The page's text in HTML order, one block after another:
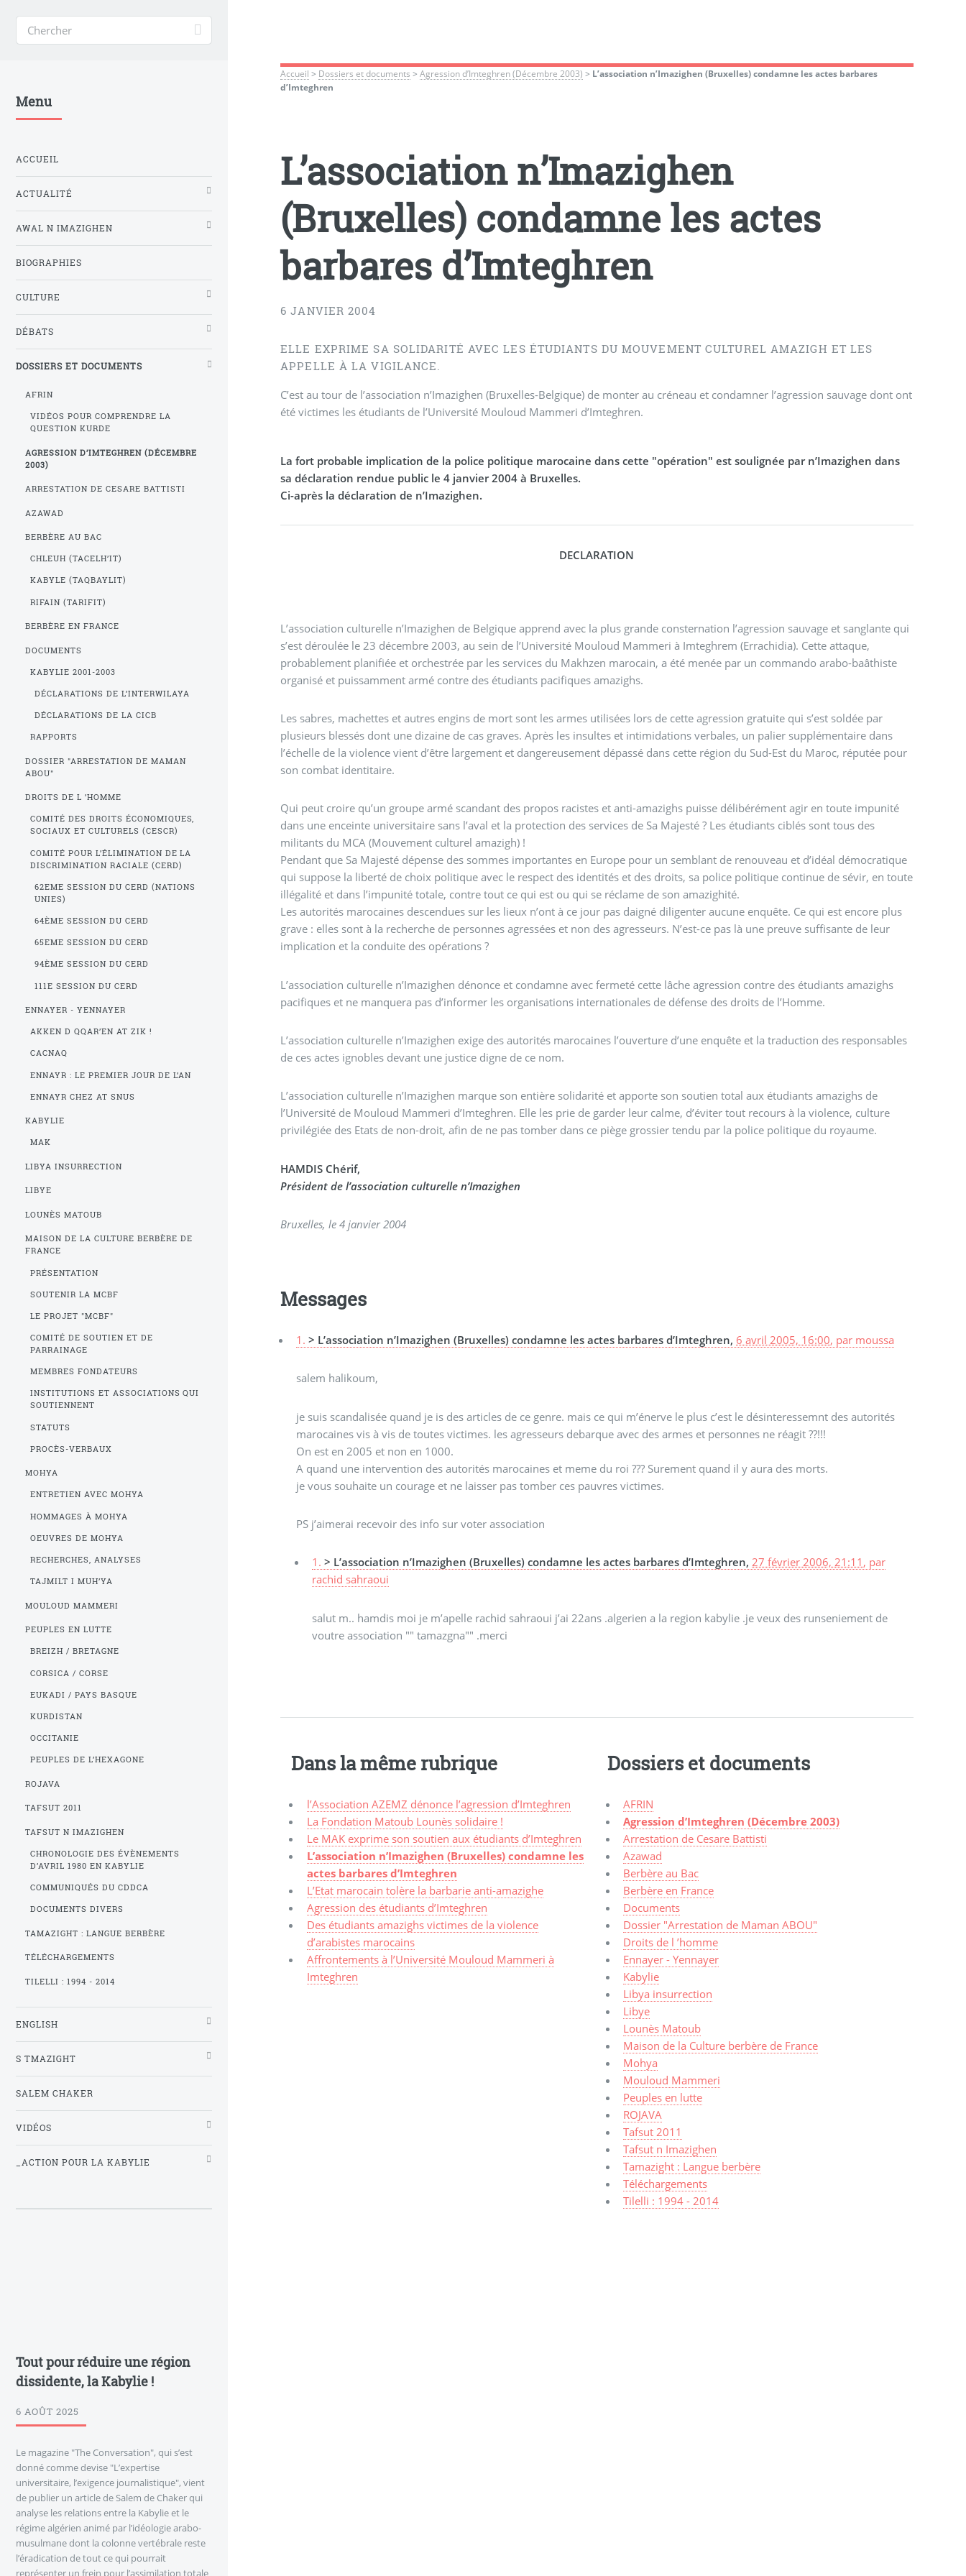
Accueil > Dossiers et documents >Agression d’Imteghren (Décembre 2003) > L’association n’Imazighen (Bruxelles) condamne les actes barbares
d’Imteghren
L’association n’Imazighen
(Bruxelles) condamne les actes
barbares d’Imteghren
6 JANVIER 2004
ELLE EXPRIME SA SOLIDARITÉ AVEC LES ÉTUDIANTS DU MOUVEMENT CULTUREL AMAZIGH ET LES
APPELLE À LA VIGILANCE.
C’est au tour de l’association n’Imazighen (Bruxelles-Belgique) de monter au créneau et condamner l’agression sauvage dont ont
été victimes les étudiants de l’Université Mouloud Mammeri d’Imteghren.
La fort probable implication de la police politique marocaine dans cette "opération" est soulignée par n’Imazighen dans
sa déclaration rendue public le 4 janvier 2004 à Bruxelles.
Ci-après la déclaration de n’Imazighen.
DECLARATION
L’association culturelle n’Imazighen de Belgique apprend avec la plus grande consternation l’agression sauvage et sanglante qui
s’est déroulée le 23 décembre 2003, au sein de l’Université Mouloud Mammeri à Imteghrem (Errachidia). Cette attaque,
probablement planifiée et orchestrée par les services du Makhzen marocain, a été menée par un commando arabo-baâthiste
organisé et puissamment armé contre des étudiants pacifiques amazighs.
Les sabres, machettes et autres engins de mort sont les armes utilisées lors de cette agression gratuite qui s’est soldée par
plusieurs blessés dont une dizaine de cas graves. Après les insultes et intimidations verbales, un palier supplémentaire dans
l’échelle de la violence vient d’être largement et dangereusement dépassé dans cette région du Sud-Est du Maroc, réputée pour
son combat identitaire.
Qui peut croire qu’un groupe armé scandant des propos racistes et anti-amazighs puisse délibérément agir en toute impunité
dans une enceinte universitaire sans l’aval et la protection des services de Sa Majesté ? Les étudiants ciblés sont tous des
militants du MCA (Mouvement culturel amazigh) !
Pendant que Sa Majesté dépense des sommes importantes en Europe pour un semblant de renouveau et d’idéal démocratique
qui suppose la liberté de choix politique avec le respect des identités et des droits, sa police politique continue de sévir, en toute
illégalité et dans l’impunité totale, contre tout ce qui est ou qui se réclame de son amazighité.
Les autorités marocaines descendues sur les lieux n’ont à ce jour pas daigné diligenter aucune enquête. Ce qui est encore plus
grave : elles sont à la recherche de personnes agressées et non des agresseurs. N’est-ce pas là une preuve suffisante de leur
implication et la conduite des opérations ?
L’association culturelle n’Imazighen dénonce et condamne avec fermeté cette lâche agression contre des étudiants amazighs
pacifiques et ne manquera pas d’informer les organisations internationales de défense des droits de l’Homme.
L’association culturelle n’Imazighen exige des autorités marocaines l’ouverture d’une enquête et la traduction des responsables
de ces actes ignobles devant une justice digne de ce nom.
L’association culturelle n’Imazighen marque son entière solidarité et apporte son soutien total aux étudiants amazighs de
l’Université de Mouloud Mammeri d’Imteghren. Elle les prie de garder leur calme, d’éviter tout recours à la violence, culture
privilégiée des Etats de non-droit, afin de ne pas tomber dans ce piège grossier tendu par la police politique du royaume.
HAMDIS Chérif,
Président de l’association culturelle n’Imazighen
Bruxelles, le 4 janvier 2004
Messages
1. > L’association n’Imazighen (Bruxelles) condamne les actes barbares d’Imteghren, 6 avril 2005, 16:00, par moussa
salem halikoum,
je suis scandalisée quand je is des articles de ce genre. mais ce qui m’énerve le plus c’est le désinteressemnt des autorités
marocaines vis à vis de toutes victimes. les agresseurs debarque avec des armes et personnes ne réagit ??!!!
On est en 2005 et non en 1000.
A quand une intervention des autorités marocaines et meme du roi ??? Surement quand il y aura des morts.
je vous souhaite un courage et ne laisser pas tomber ces pauvres victimes.
PS j’aimerai recevoir des info sur voter association
1. > L’association n’Imazighen (Bruxelles) condamne les actes barbares d’Imteghren,27 février 2006, 21:11 , par
rachid sahraoui
salut m.. hamdis moi je m’apelle rachid sahraoui j’ai 22ans .algerien a la region kabylie .je veux des runseniement de
voutre association "" tamazgna"" .merci
Dans la même rubrique
l’Association AZEMZ dénonce l’agression d’Imteghren
La Fondation Matoub Lounès solidaire !
Le MAK exprime son soutien aux étudiants d’Imteghren
L’association n’Imazighen (Bruxelles) condamne les
actes barbares d’Imteghren
L’Etat marocain tolère la barbarie anti-amazighe
Agression des étudiants d’Imteghren
Des étudiants amazighs victimes de la violence
d’arabistes marocains
Affrontements à l’Université Mouloud Mammeri à
Imteghren
Dossiers et documents
AFRIN
Agression d’Imteghren (Décembre 2003)
Arrestation de Cesare Battisti
Azawad
Berbère au Bac
Berbère en France
Documents
Dossier "Arrestation de Maman ABOU"
Droits de l ’homme
Ennayer - Yennayer
Kabylie
Libya insurrection
Libye
Lounès Matoub
Maison de la Culture berbère de France
Mohya
Mouloud Mammeri
Peuples en lutte
ROJAVA
Tafsut 2011
Tafsut n Imazighen
Tamazight : Langue berbère
Téléchargements
Tilelli : 1994 - 2014
Menu
ACCUEIL
ACTUALITÉ
AWAL N IMAZIGHEN
BIOGRAPHIES
CULTURE
DÉBATS
DOSSIERS ET DOCUMENTS
AFRIN
VIDÉOS POUR COMPRENDRE LA
QUESTION KURDE
AGRESSION D’IMTEGHREN (DÉCEMBRE
2003)
ARRESTATION DE CESARE BATTISTI
AZAWAD
BERBÈRE AU BAC
CHLEUH (TACELH’IT)
KABYLE (TAQBAYLIT)
RIFAIN (TARIFIT)
BERBÈRE EN FRANCE
DOCUMENTS
KABYLIE 2001-2003
DÉCLARATIONS DE L’INTERWILAYA
DÉCLARATIONS DE LA CICB
RAPPORTS
DOSSIER "ARRESTATION DE MAMAN
ABOU"
DROITS DE L ’HOMME
COMITÉ DES DROITS ÉCONOMIQUES,
SOCIAUX ET CULTURELS (CESCR)
COMITÉ POUR L’ÉLIMINATION DE LA
DISCRIMINATION RACIALE (CERD)
62EME SESSION DU CERD (NATIONS
UNIES)
64ÈME SESSION DU CERD
65EME SESSION DU CERD
94ÈME SESSION DU CERD
111E SESSION DU CERD
ENNAYER - YENNAYER
AKKEN D QQAR’EN AT ZIK !
CACNAQ
ENNAYR : LE PREMIER JOUR DE L’AN
ENNAYR CHEZ AT SNUS
KABYLIE
MAK
LIBYA INSURRECTION
LIBYE
LOUNÈS MATOUB
MAISON DE LA CULTURE BERBÈRE DE
FRANCE
PRÉSENTATION
SOUTENIR LA MCBF
LE PROJET "MCBF"
COMITÉ DE SOUTIEN ET DE
PARRAINAGE
MEMBRES FONDATEURS
INSTITUTIONS ET ASSOCIATIONS QUI
SOUTIENNENT
STATUTS
PROCÈS-VERBAUX
MOHYA
ENTRETIEN AVEC MOHYA
HOMMAGES À MOHYA
OEUVRES DE MOHYA
RECHERCHES, ANALYSES
TAJMILT I MUH’YA
MOULOUD MAMMERI
PEUPLES EN LUTTE
BREIZH / BRETAGNE
CORSICA / CORSE
EUKADI / PAYS BASQUE
KURDISTAN
OCCITANIE
PEUPLES DE L’HEXAGONE
ROJAVA
TAFSUT 2011
TAFSUT N IMAZIGHEN
CHRONOLOGIE DES ÉVÈNEMENTS
D’AVRIL 1980 EN KABYLIE
COMMUNIQUÉS DU CDDCA
DOCUMENTS DIVERS
TAMAZIGHT : LANGUE BERBÈRE
TÉLÉCHARGEMENTS
TILELLI : 1994 - 2014
ENGLISH
S TMAZIGHT
SALEM CHAKER
VIDÉOS
_ACTION POUR LA KABYLIE
Tout pour réduire une région
dissidente, la Kabylie !
6 AOÛT 2025
Le magazine "The Conversation", qui s’est
donné comme devise "L’expertise
universitaire, l’exigence journalistique", vient
de publier un article de Salem de Chaker qui
analyse les relations entre la Kabylie et le
régime algérien animé par l’idéologie arabo-
musulmane dont la colonne vertébrale reste
l’éradication de tout ce qui pourrait
représenter un frein pour l’assimilation totale